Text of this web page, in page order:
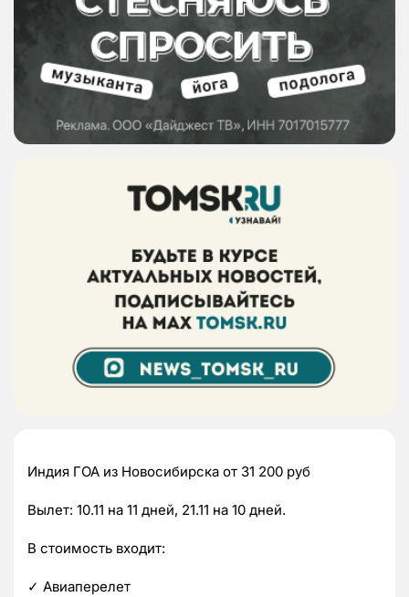
Индия ГОА из Новосибирска от 31 200 руб
Вылет: 10.11 на 11 дней, 21.11 на 10 дней.
В стоимость входит:
✓ Авиаперелет